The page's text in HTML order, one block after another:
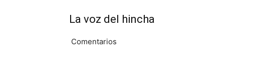
La voz del hincha
Comentarios